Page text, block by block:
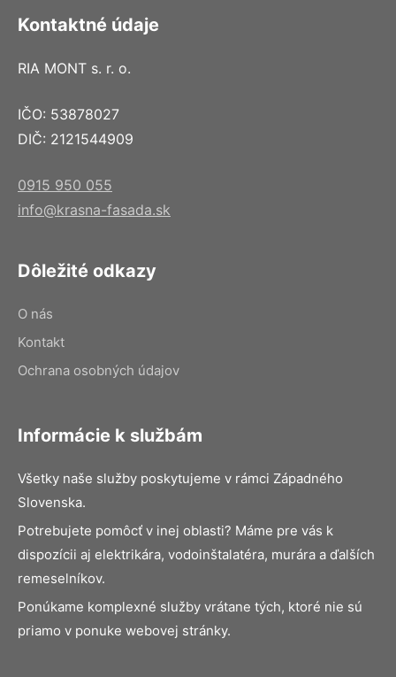
Kontaktné údaje
RIA MONT s. r. o.
IČO: 53878027
DIČ: 2121544909
0915 950 055
info@krasna-fasada.sk
Dôležité odkazy
O nás
Kontakt
Ochrana osobných údajov
Informácie k službám
Všetky naše služby poskytujeme v rámci Západného
Slovenska.
Potrebujete pomôcť v inej oblasti? Máme pre vás k
dispozícii aj elektrikára, vodoinštalatéra, murára a ďalších
remeselníkov.
Ponúkame komplexné služby vrátane tých, ktoré nie sú
priamo v ponuke webovej stránky.